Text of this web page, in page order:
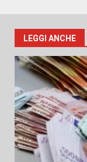
LEGGI ANCHE